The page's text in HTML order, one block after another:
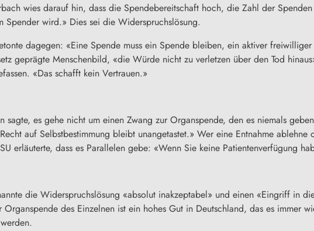
wies darauf hin, dass die Spendebereitschaft hoch, die Zahl der
Spender wird.» Dies sei die Widerspruchslösung.
dagegen: «Eine Spende muss ein Spende bleiben, ein aktiver
geprägte Menschenbild, «die Würde nicht zu verletzen über den Tod
«Das schafft kein Vertrauen.»
sagte, es gehe nicht um einen Zwang zur Organspende, den es niemals
auf Selbstbestimmung bleibt unangetastet.» Wer eine Entnahme
erläuterte, dass es Parallelen gebe: «Wenn Sie keine Patientenverfügung
die Widerspruchslösung «absolut inakzeptabel» und einen «Eingriff in
Organspende des Einzelnen ist ein hohes Gut in Deutschland, das es immer